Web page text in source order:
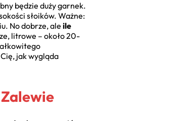
będzie duży garnek.
słoików. Ważne:
No dobrze, ale ile
litrowe – około 20-
jak wygląda